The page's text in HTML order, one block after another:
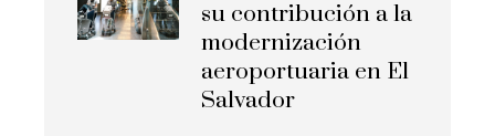
su contribución a la
modernización
aeroportuaria en El
Salvador